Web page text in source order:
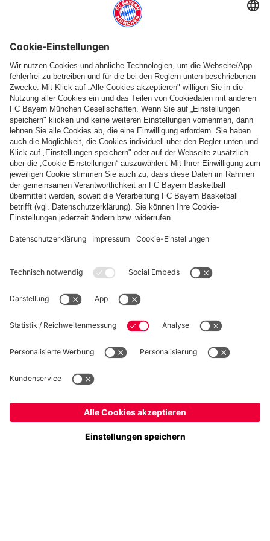
Folge uns
Zahlung & Lieferung
FC Bayern Store App
WIDERRUF
Datenschutz
Cookie Details
Preise inkl. Steuern und Abgaben
© FC Bayern München AG
FC Bayern München AG, Säbener Str. 51-57, 81547 München
Ja,Schweiz, um dorthin zu liefern!
Weltweit, um dorthin zu liefern!